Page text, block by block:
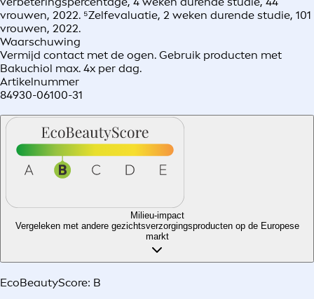
vrouwen, 2022. ⁵Zelfevaluatie, 2 weken durende studie, 101
vrouwen, 2022.
Waarschuwing
Vermijd contact met de ogen. Gebruik producten met
Bakuchiol max. 4x per dag.
Artikelnummer
84930-06100-31
Milieu-impact
Vergeleken met andere gezichtsverzorgingsproducten op de Europese
markt
EcoBeautyScore: B